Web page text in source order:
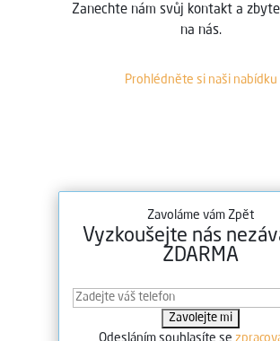
Zanechte nám svůj kontakt a
na nás.
Prohlédněte si naši nabídku
Zavoláme vám Zpět
Vyzkoušejte nás
ZDARMA
Odesláním souhlasíte se